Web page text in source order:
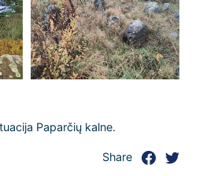
Paparčių kalne.
Share